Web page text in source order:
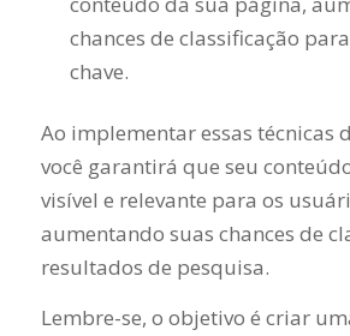
chances de classificação
chave.
Ao implementar essas técnicas
você garantirá que seu
visível e relevante para os
aumentando suas chances de
resultados de pesquisa.
Lembre-se, o objetivo é criar